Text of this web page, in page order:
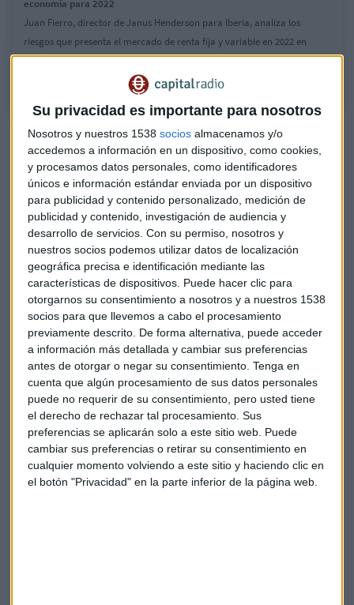
Su privacidad es importante para nosotros
Nosotros y nuestros 1538 socios almacenamos y/o
accedemos a información en un dispositivo, como cookies,
y procesamos datos personales, como identificadores
únicos e información estándar enviada por un dispositivo
para publicidad y contenido personalizado, medición de
publicidad y contenido, investigación de audiencia y
desarrollo de servicios. Con su permiso, nosotros y
nuestros socios podemos utilizar datos de localización
geográfica precisa e identificación mediante las
características de dispositivos. Puede hacer clic para
otorgarnos su consentimiento a nosotros y a nuestros 1538
socios para que llevemos a cabo el procesamiento
previamente descrito. De forma alternativa, puede acceder
a información más detallada y cambiar sus preferencias
antes de otorgar o negar su consentimiento. Tenga en
cuenta que algún procesamiento de sus datos personales
puede no requerir de su consentimiento, pero usted tiene
el derecho de rechazar tal procesamiento. Sus
preferencias se aplicarán solo a este sitio web. Puede
cambiar sus preferencias o retirar su consentimiento en
cualquier momento volviendo a este sitio y haciendo clic en
el botón "Privacidad" en la parte inferior de la página web.
economía para 2022
Juan Fierro, director de Janus Henderson para Iberia, analiza los
riesgos que presenta el mercado de renta fija y variable en 2022 en
Mercado Abierto
Por otro lado, también ven cierto riesgo de un error en la
política monetaria de la Fed. Esperan que sea flexible y
vuelva a una narrativa más transitoria de cara a las
próximas subidas de tipos.
"El mercado ha empezado a descontar un mayor número de
subidas, mientras que la Fed ha ido cambiando su tono de
cara a las previsiones".
Otras variables que preocupan, aunque menos, son las
tensiones geopolíticas europeasy nuevasvariantes de
Covid-19.
Nuevo giro de los acontecimientos en la compra de Air
Europa por Iberia
¿Qué rentabilidades podemos conseguir con fondos
multiactivos?
La inflación seguirá de moda en 2022